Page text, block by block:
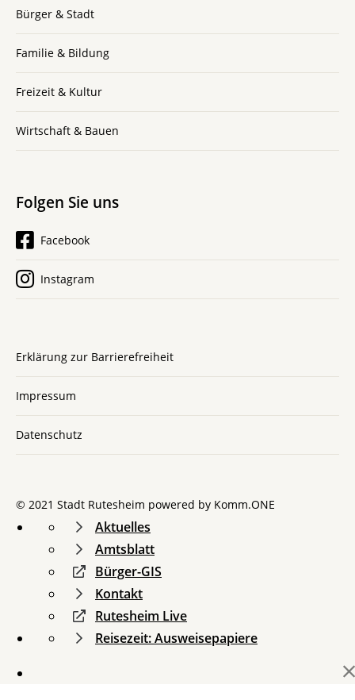
Bürger & Stadt
Familie & Bildung
Freizeit & Kultur
Wirtschaft & Bauen
Folgen Sie uns
Facebook
Instagram
Erklärung zur Barrierefreiheit
Impressum
Datenschutz
© 2021 Stadt Rutesheim powered by Komm.ONE
Aktuelles
Amtsblatt
Bürger-GIS
Kontakt
Rutesheim Live
Reisezeit: Ausweisepapiere